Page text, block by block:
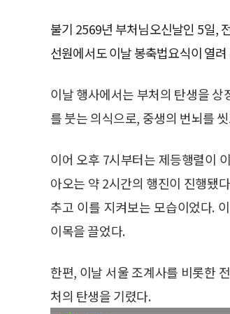
불기 2569년 부처님오신날인 5일,
선원에서도 이날 봉축법요식이 열
이날 행사에서는 부처의 탄생을
를 붓는 의식으로, 중생의 번뇌를
이어 오후 7시부터는 제등행렬이
아오는 약 2시간의 행진이 진행됐
추고 이를 지켜보는 모습이었다.
이목을 끌었다.
한편, 이날 서울 조계사를 비롯한
처의 탄생을 기렸다.